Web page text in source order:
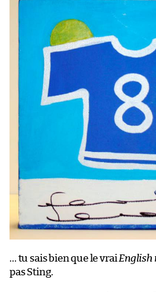
… tu sais bien que le vrai English
pas Sting.